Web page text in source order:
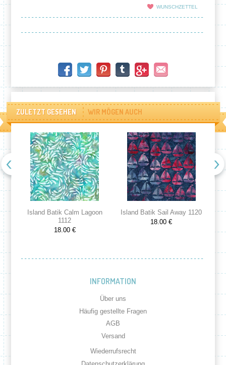
WUNSCHZETTEL
ZULETZT GESEHEN WIR MÖGEN AUCH
Island Batik Calm Lagoon
1112
18.00 €
Island Batik Sail Away 1120
18.00 €
INFORMATION
Über uns
Häufig gestellte Fragen
AGB
Versand
Wiederrufsrecht